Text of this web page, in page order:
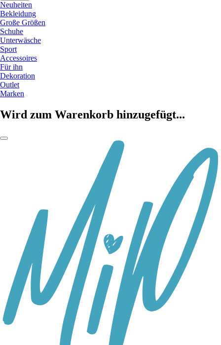
Neuheiten
Bekleidung
Große Größen
Schuhe
Unterwäsche
Sport
Accessoires
Für ihn
Dekoration
Outlet
Marken
Wird zum Warenkorb hinzugefügt...